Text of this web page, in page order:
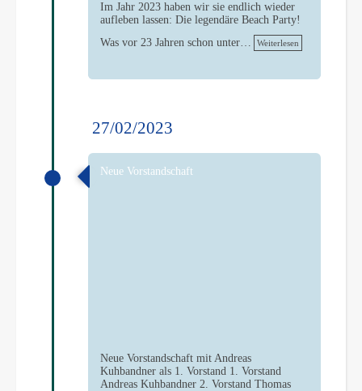
Im Jahr 2023 haben wir sie endlich wieder
aufleben lassen: Die legendäre Beach Party!
Was vor 23 Jahren schon unter…
Weiterlesen
27/02/2023
Neue Vorstandschaft
Neue Vorstandschaft mit Andreas
Kuhbandner als 1. Vorstand 1. Vorstand
Andreas Kuhbandner 2. Vorstand Thomas